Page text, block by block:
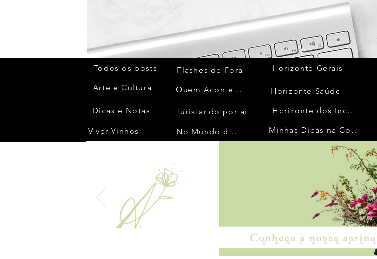
Todos os posts
Arte e Cultura
Dicas e Notas
Viver Vinhos
Flashes de Fora
Quem Acontece
Turistando por aí
No Mundo da Moda
Horizonte Gerais
Horizonte Saúde
Horizonte dos Inconfidentes
Minhas Dicas na Cozinha